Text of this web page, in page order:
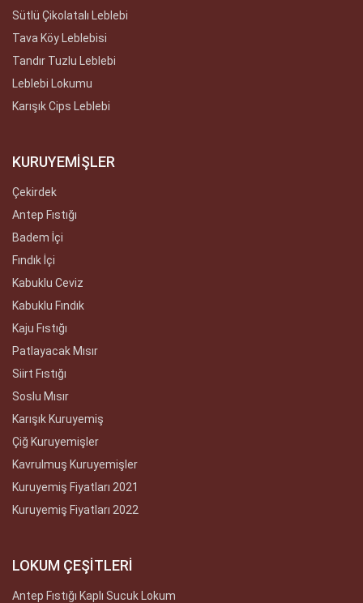
Sütlü Çikolatalı Leblebi
Tava Köy Leblebisi
Tandır Tuzlu Leblebi
Leblebi Lokumu
Karışık Cips Leblebi
KURUYEMİŞLER
Çekirdek
Antep Fıstığı
Badem İçi
Fındık İçi
Kabuklu Ceviz
Kabuklu Fındık
Kaju Fıstığı
Patlayacak Mısır
Siirt Fıstığı
Soslu Mısır
Karışık Kuruyemiş
Çiğ Kuruyemişler
Kavrulmuş Kuruyemişler
Kuruyemiş Fiyatları 2021
Kuruyemiş Fiyatları 2022
LOKUM ÇEŞİTLERİ
Antep Fıstığı Kaplı Sucuk Lokum